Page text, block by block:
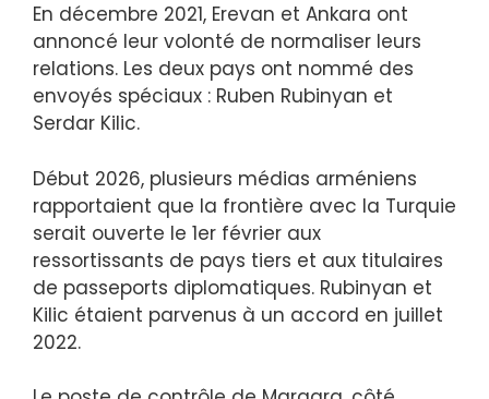
En décembre 2021, Erevan et Ankara ont
annoncé leur volonté de normaliser leurs
relations. Les deux pays ont nommé des
envoyés spéciaux : Ruben Rubinyan et
Serdar Kilic.
Début 2026, plusieurs médias arméniens
rapportaient que la frontière avec la Turquie
serait ouverte le 1er février aux
ressortissants de pays tiers et aux titulaires
de passeports diplomatiques. Rubinyan et
Kilic étaient parvenus à un accord en juillet
2022.